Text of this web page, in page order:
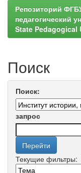
Репозиторий
педагогический
State Pedagogical
Поиск
Поиск:
запрос
Текущие фильтры: